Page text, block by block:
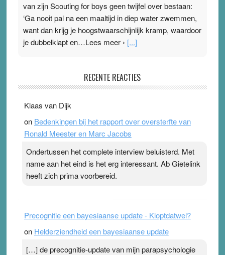
van zijn Scouting for boys geen twijfel over bestaan:
‘Ga nooit pal na een maaltijd in diep water zwemmen,
want dan krijg je hoogstwaarschijnlijk kramp, waardoor
je dubbelklapt en…Lees meer › [...]
Ward van Beek
topsporters. Ze hopen ermee hun hartslag te verlagen
terwijl ze meer zuurstof opnemen. Daarop heeft zo’n
pleister geen effect. Maar het gevoel ‘makkelijker te
Pleisterplakkers in de topspsort ›[...]
RECENTE REACTIES
Klaas van Dijk
on Bedenkingen bij het rapport over oversterfte van
Ronald Meester en Marc Jacobs
Ondertussen het complete interview beluisterd. Met
name aan het eind is het erg interessant. Ab Gietelink
heeft zich prima voorbereid.
Precognitie een bayesiaanse update - Kloptdatwel?
on Helderziendheid een bayesiaanse update
[…] de precognitie-update van mijn parapsychologie